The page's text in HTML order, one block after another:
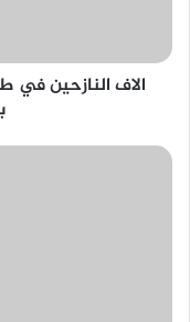
الرمق
الاف النازحين في
بيان